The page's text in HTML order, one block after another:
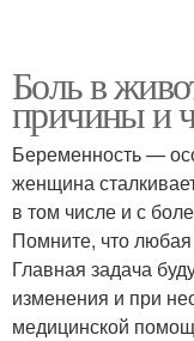
Боль в
причины и
Беременность —
женщина
в том числе и с
Помните, что
Главная задача
изменения и при
медицинской